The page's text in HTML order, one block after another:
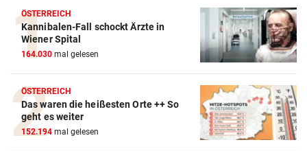
ÖSTERREICH
Kannibalen-Fall schockt Ärzte in
Wiener Spital
164.030 mal gelesen
ÖSTERREICH
Das waren die heißesten Orte ++ So
geht es weiter
152.194 mal gelesen